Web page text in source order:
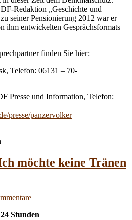
Redaktion „Geschichte und
seiner Pensionierung 2012 war er
ihm entwickelten Gesprächsformats
finden Sie hier:
Telefon: 06131 – 70-
Presse und Information, Telefon:
presse/panzervolker
möchte keine Tränen
Stunden